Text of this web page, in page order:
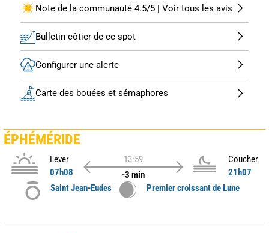
Note de la communauté 4.5/5 | Voir tous les avis
Bulletin côtier de ce spot
Configurer une alerte
Carte des bouées et sémaphores
ÉPHÉMÉRIDE
Lever
07h08
13:59
-3 min
Coucher
21h07
Saint Jean-Eudes
Premier croissant de Lune